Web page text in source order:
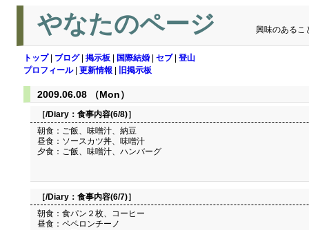
やなたのページ 興味のあるこ
トップ| ブログ| 掲示板 国際結婚 セブ| 登山
プロフィール| 更新情報 旧掲示板
2009.06.08 （Mon）
［/Diary： 食事内容(6/8)］
朝食：ご飯、味噌汁、納豆
昼食：ソースカツ丼、味噌汁
夕食：ご飯、味噌汁、ハンバーグ
［/Diary： 食事内容(6/7)］
朝食：食パン２枚、コーヒー
昼食：ペペロンチーノ